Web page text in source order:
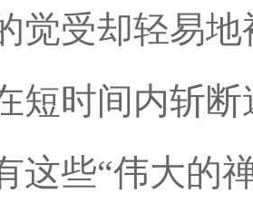
觉受却轻易
短时间内斩
这些“伟大的